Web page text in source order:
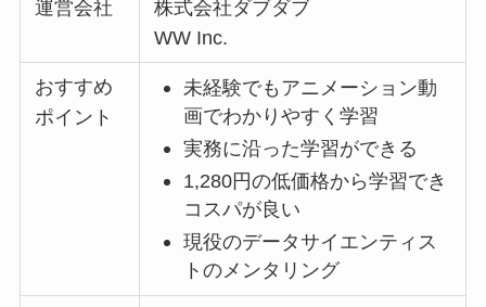
運営会社
株式会社ダブダブ
WW Inc.
おすすめ
ポイント
未経験でもアニメーション動
画でわかりやすく学習
実務に沿った学習ができる
1,280円の低価格から学習でき
コスパが良い
現役のデータサイエンティス
トのメンタリング